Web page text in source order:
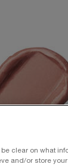
clear on what
and/or store